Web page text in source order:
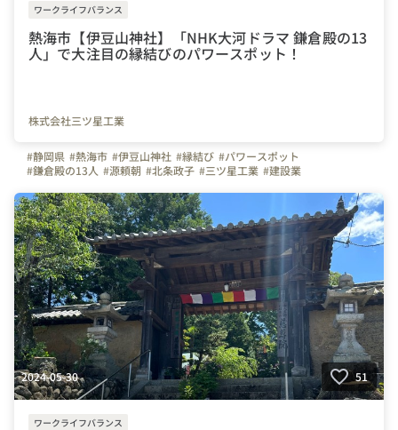
ワークライフバランス
熱海市【伊豆山神社】「NHK大河ドラマ 鎌倉殿の13
人」で大注目の縁結びのパワースポット！
株式会社三ツ星工業
#静岡県 #熱海市 #伊豆山神社 #縁結び #パワースポット
#鎌倉殿の13人 #源頼朝 #北条政子 #三ツ星工業 #建設業
#やりがいを感じる瞬間 #転職してよかったこと
#会社の推しポイント
#安定キャリア #技術者募集 #経験者募集 #未経験者募集 #転職
#楽しく仕事 #転勤なし #未経験者 #Iターン #Uターン #Jターン
#プライベート充実 #残業少ない #設備
2024-05-30 51
ワークライフバランス